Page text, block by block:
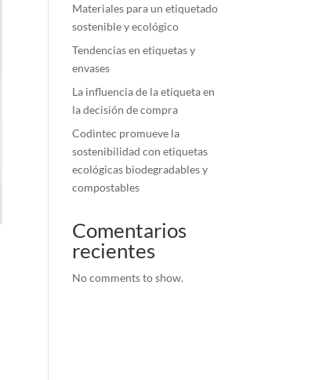
Materiales para un etiquetado
sostenible y ecológico
Tendencias en etiquetas y
envases
La influencia de la etiqueta en
la decisión de compra
Codintec promueve la
sostenibilidad con etiquetas
ecológicas biodegradables y
compostables
Comentarios
recientes
No comments to show.